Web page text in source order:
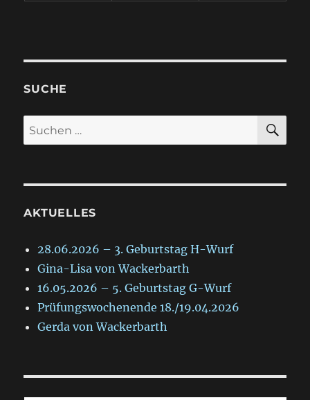
SUCHE
Suche
nach:
AKTUELLES
28.06.2026 – 3. Geburtstag H-Wurf
Gina-Lisa von Wackerbarth
16.05.2026 – 5. Geburtstag G-Wurf
Prüfungswochenende 18./19.04.2026
Gerda von Wackerbarth